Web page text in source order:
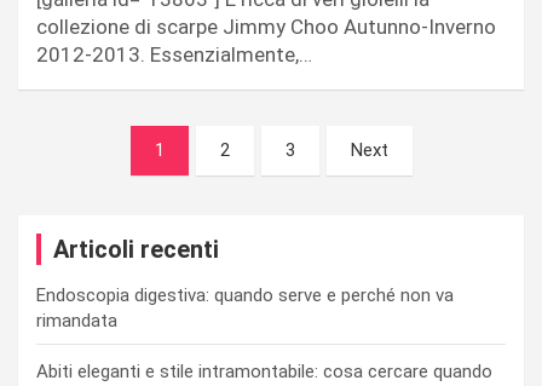
collezione di scarpe Jimmy Choo Autunno-Inverno
2012-2013. Essenzialmente,…
Navigazione
1 2 3 Next
Articoli recenti
Endoscopia digestiva: quando serve e perché non va
rimandata
Abiti eleganti e stile intramontabile: cosa cercare quando